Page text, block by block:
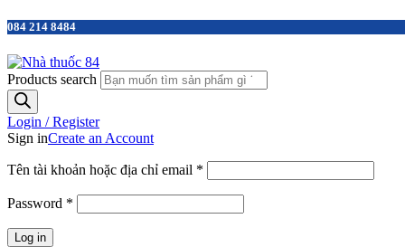
084 214 8484
Products search
Login / Register
Sign inCreate an Account
Tên tài khoản hoặc địa chỉ email *
Password *
Log in